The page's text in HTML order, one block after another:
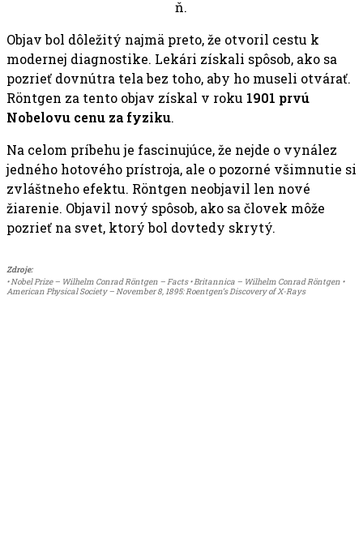
ň.
Objav bol dôležitý najmä preto, že otvoril cestu k
modernej diagnostike. Lekári získali spôsob, ako sa
pozrieť dovnútra tela bez toho, aby ho museli otvárať.
Röntgen za tento objav získal v roku 1901 prvú
Nobelovu cenu za fyziku.
Na celom príbehu je fascinujúce, že nejde o vynález
jedného hotového prístroja, ale o pozorné všimnutie si
zvláštneho efektu. Röntgen neobjavil len nové
žiarenie. Objavil nový spôsob, ako sa človek môže
pozrieť na svet, ktorý bol dovtedy skrytý.
Zdroje:
• Nobel Prize – Wilhelm Conrad Röntgen – Facts • Britannica – Wilhelm Conrad Röntgen •
American Physical Society – November 8, 1895: Roentgen’s Discovery of X-Rays